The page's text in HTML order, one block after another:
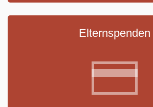
Elternspenden